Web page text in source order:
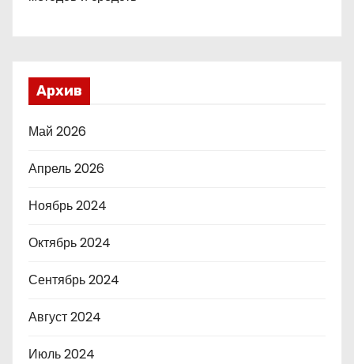
Архив
Май 2026
Апрель 2026
Ноябрь 2024
Октябрь 2024
Сентябрь 2024
Август 2024
Июль 2024